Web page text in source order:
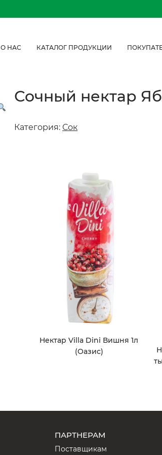
О НАС КАТАЛОГ ПРОДУКЦИИ
Сочный нектар
Категория: Сок
Нектар Villa Dini Вишня 1л
(Оазис)
ПАРТНЕРАМ
Поставщикам